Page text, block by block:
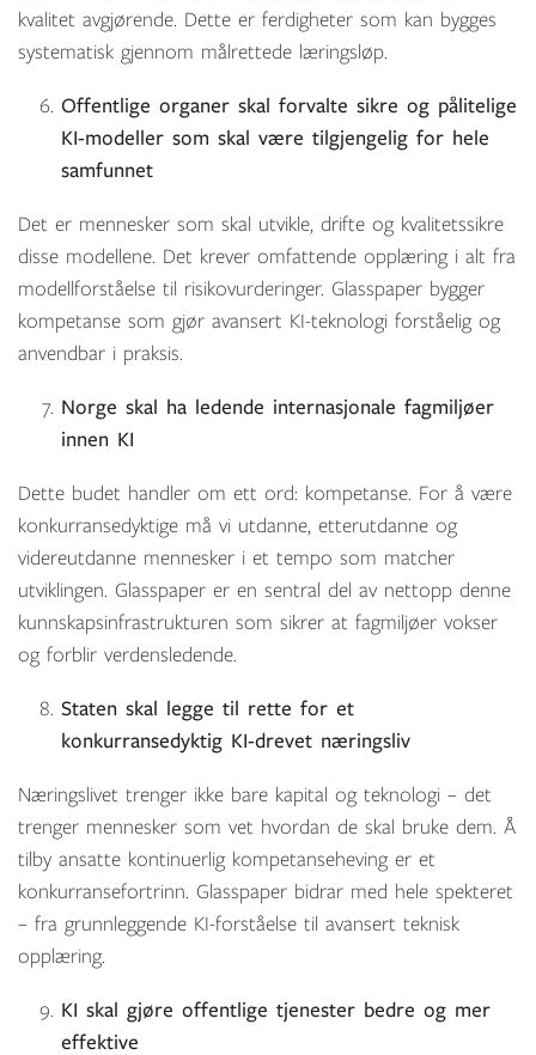
kvalitet avgjørende. Dette er ferdigheter som kan bygges
systematisk gjennom målrettede læringsløp.
Offentlige organer skal forvalte sikre og pålitelige
KI-modeller som skal være tilgjengelig for hele
samfunnet
Det er mennesker som skal utvikle, drifte og kvalitetssikre
disse modellene. Det krever omfattende opplæring i alt fra
modellforståelse til risikovurderinger. Glasspaper bygger
kompetanse som gjør avansert KI-teknologi forståelig og
anvendbar i praksis.
Norge skal ha ledende internasjonale fagmiljøer
innen KI
Dette budet handler om ett ord: kompetanse. For å være
konkurransedyktige må vi utdanne, etterutdanne og
videreutdanne mennesker i et tempo som matcher
utviklingen. Glasspaper er en sentral del av nettopp denne
kunnskapsinfrastrukturen som sikrer at fagmiljøer vokser
og forblir verdensledende.
Staten skal legge til rette for et
konkurransedyktig KI-drevet næringsliv
Næringslivet trenger ikke bare kapital og teknologi – det
trenger mennesker som vet hvordan de skal bruke dem. Å
tilby ansatte kontinuerlig kompetanseheving er et
konkurransefortrinn. Glasspaper bidrar med hele spekteret
– fra grunnleggende KI-forståelse til avansert teknisk
opplæring.
KI skal gjøre offentlige tjenester bedre og mer
effektive